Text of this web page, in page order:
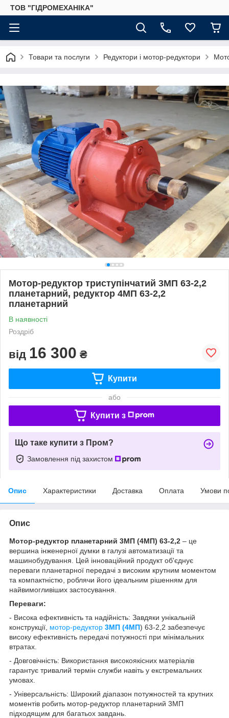
ТОВ "ГІДРОМЕХАНІКА"
Товари та послуги Редуктори і мотор-редуктори
Мотор-редуктор триступінчатий 3МП 63-2,2
планетарний, редуктор 4МП 63-2,2
планетарний
В наявності
Роздріб
від 16 300 ₴
Купити
або
Купити з
Що таке купити з Пром?
Замовлення під захистом
Опис Характеристики Доставка Оплата Умови
Опис
Мотор-редуктор планетарний 3МП (4МП) 63-2,2 – це
вершина інженерної думки в галузі автоматизації та
машинобудування. Цей інноваційний продукт об'єднує
переваги планетарної передачі з високим крутним моментом
та компактністю, роблячи його ідеальним рішенням для
найвимогливіших застосування.
Переваги:
- Висока ефективність та надійність: Завдяки унікальній
конструкції, мотор-редуктор 3МП (4МП) 63-2,2 забезпечує
високу ефективність передачі потужності при мінімальних
втратах.
- Довговічність: Використання високоякісних матеріалів
гарантує тривалий термін служби навіть у екстремальних
умовах.
- Універсальність: Широкий діапазон потужностей та крутних
моментів робить мотор-редуктор планетарний 3МП
підходящим для багатьох завдань.